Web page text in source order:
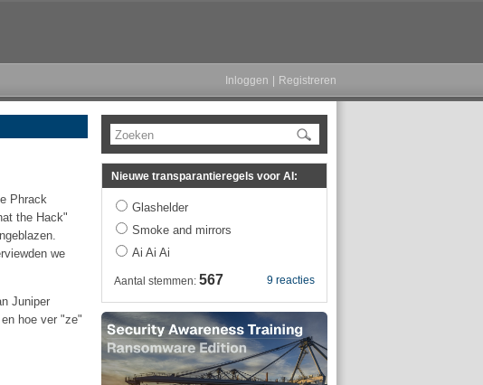
Inloggen Registreren
Phrack
the Hack"
we
Juniper
hoe ver "ze"
Zoeken
Nieuwe transparantieregels voor AI:
Glashelder
Smoke and mirrors
Ai Ai Ai
9 reacties
Aantal stemmen: 567